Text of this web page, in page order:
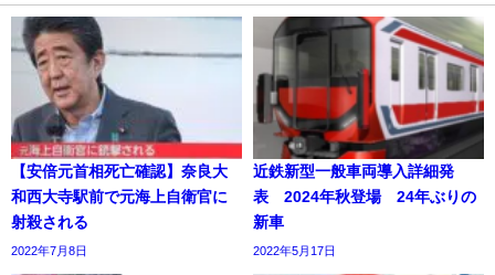
【安倍元首相死亡確認】奈良大
和西大寺駅前で元海上自衛官に
射殺される
2022年7月8日
近鉄新型一般車両導入詳細発
表 2024年秋登場 24年ぶりの
新車
2022年5月17日